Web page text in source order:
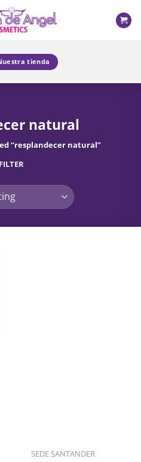
tienda
natural
“resplandecer natural”
FILTER
SEDE SANTANDER